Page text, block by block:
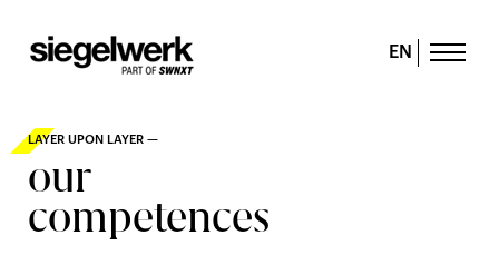
EN
LAYER UPON LAYER —
our
competences